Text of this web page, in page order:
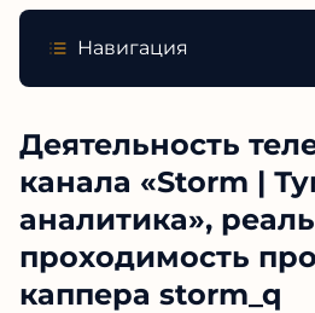
Навигация
Деятельность
канала «Storm |
аналитика»,
проходимость
каппера storm_q